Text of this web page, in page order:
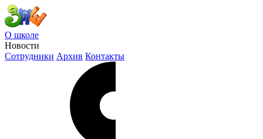
О школе
Новости
Сотрудники Архив Контакты